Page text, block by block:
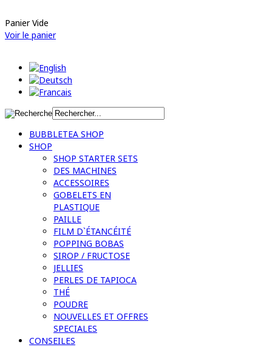
Panier Vide
Voir le panier
BUBBLETEA SHOP
SHOP
SHOP STARTER SETS
DES MACHINES
ACCESSOIRES
GOBELETS EN
PLASTIQUE
PAILLE
FILM D`ÉTANCÉITÉ
POPPING BOBAS
SIROP / FRUCTOSE
JELLIES
PERLES DE TAPIOCA
THÉ
POUDRE
NOUVELLES ET OFFRES
SPECIALES
CONSEILES